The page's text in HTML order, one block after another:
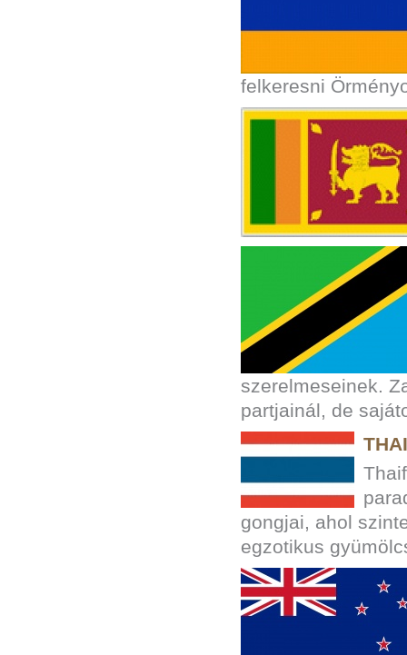
felkeresni
szerelmeseinek.
partjainál, de
gongjai, ahol
egzotikus